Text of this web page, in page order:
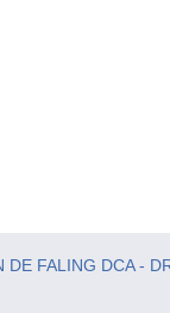
DE FALING DCA -